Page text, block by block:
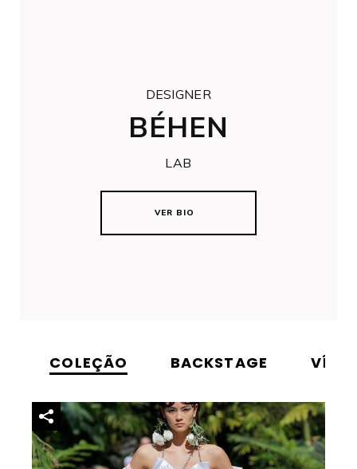
DESIGNER
BÉHEN
LAB
VER BIO
COLEÇÃO BACKSTAGE